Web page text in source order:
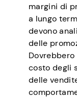
margini di
a lungo
devono
delle
costo degli
delle